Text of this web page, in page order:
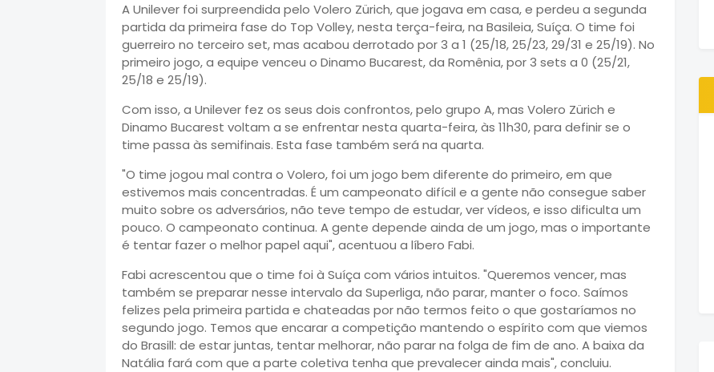
A Unilever foi surpreendida pelo Volero Zürich, que jogava em casa, e perdeu a segunda
partida da primeira fase do Top Volley, nesta terça-feira, na Basileia, Suíça. O time foi
guerreiro no terceiro set, mas acabou derrotado por 3 a 1 (25/18, 25/23, 29/31 e 25/19). No
primeiro jogo, a equipe venceu o Dinamo Bucarest, da Romênia, por 3 sets a 0 (25/21,
25/18 e 25/19).
Com isso, a Unilever fez os seus dois confrontos, pelo grupo A, mas Volero Zürich e
Dinamo Bucarest voltam a se enfrentar nesta quarta-feira, às 11h30, para definir se o
time passa às semifinais. Esta fase também será na quarta.
"O time jogou mal contra o Volero, foi um jogo bem diferente do primeiro, em que
estivemos mais concentradas. É um campeonato difícil e a gente não consegue saber
muito sobre os adversários, não teve tempo de estudar, ver vídeos, e isso dificulta um
pouco. O campeonato continua. A gente depende ainda de um jogo, mas o importante
é tentar fazer o melhor papel aqui", acentuou a líbero Fabi.
Fabi acrescentou que o time foi à Suíça com vários intuitos. "Queremos vencer, mas
também se preparar nesse intervalo da Superliga, não parar, manter o foco. Saímos
felizes pela primeira partida e chateadas por não termos feito o que gostaríamos no
segundo jogo. Temos que encarar a competição mantendo o espírito com que viemos
do Brasill: de estar juntas, tentar melhorar, não parar na folga de fim de ano. A baixa da
Natália fará com que a parte coletiva tenha que prevalecer ainda mais", concluiu.